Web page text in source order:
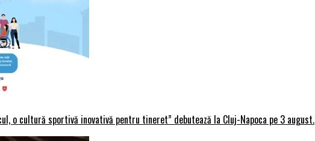
o cultură sportivă inovativă pentru tineret” debutează la Cluj-Napoca pe 3 august.